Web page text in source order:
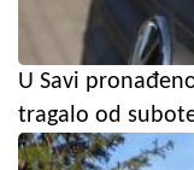
U Savi
tragalo od